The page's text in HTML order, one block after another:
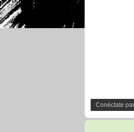
Conéctate